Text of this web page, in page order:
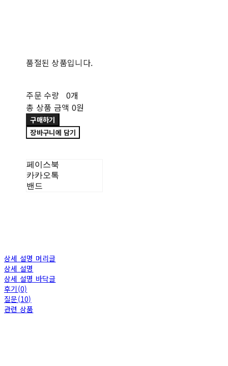
품절된 상품입니다.
주문 수량 0개
총 상품 금액 0원
구매하기
장바구니에 담기
페이스북
카카오톡
밴드
상세 설명 머리글
상세 설명
상세 설명 바닥글
후기(0)
질문(10)
관련 상품